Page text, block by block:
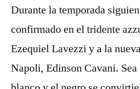
Durante la temporada
confirmado en el tridente
Ezequiel Lavezzi y a la
Napoli, Edinson Cavani.